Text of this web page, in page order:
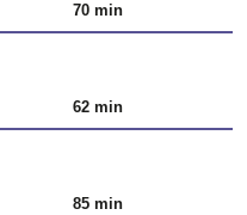
70 min
62 min
85 min